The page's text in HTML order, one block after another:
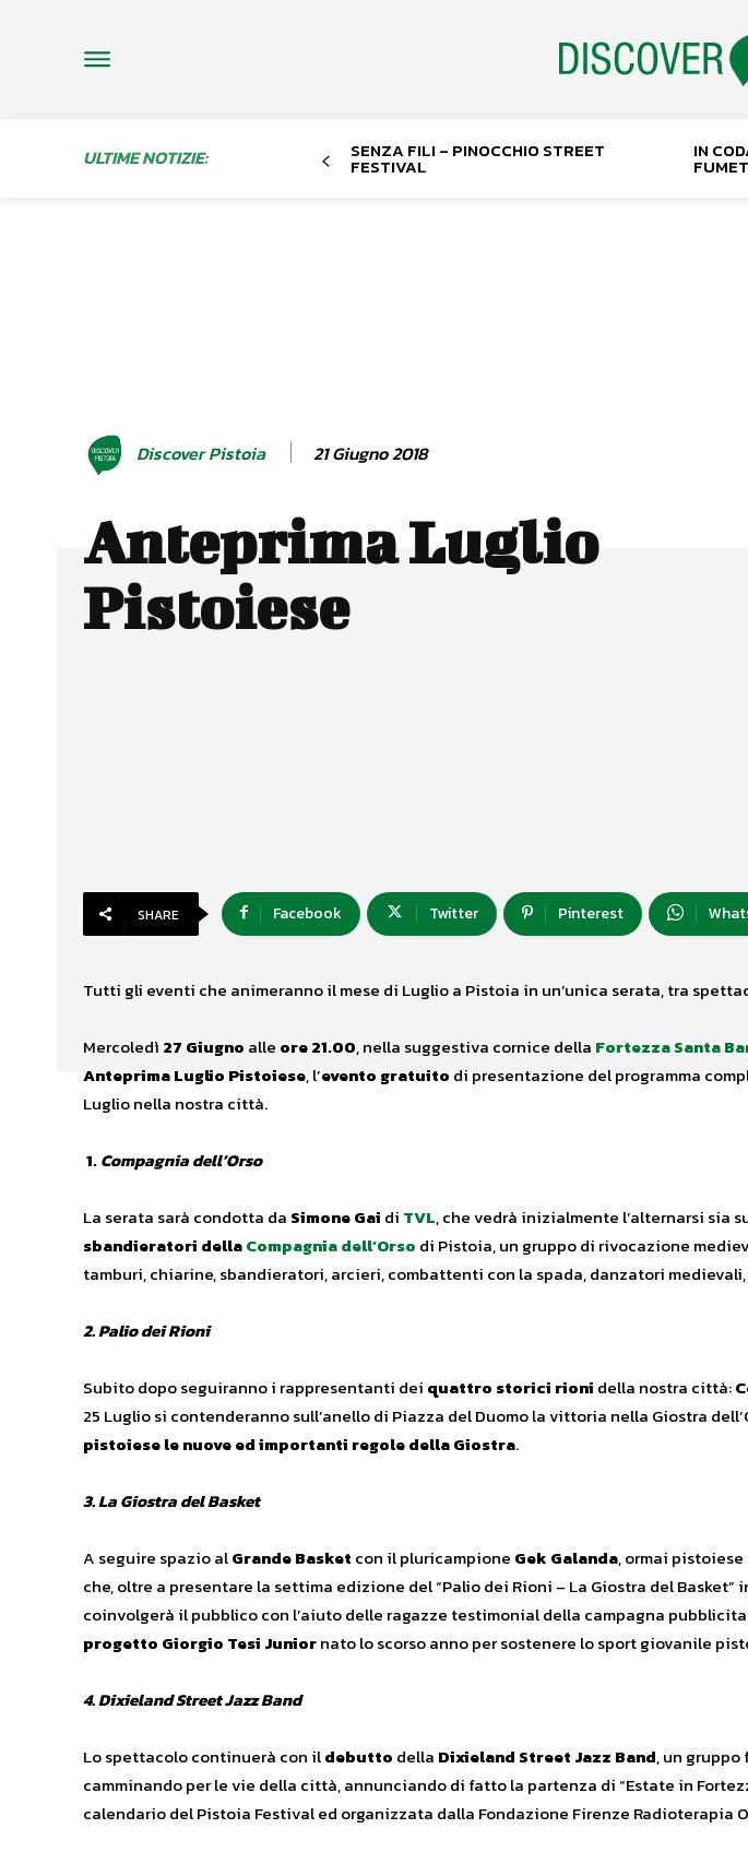
ULTIME NOTIZIE: SENZA FILI – PINOCCHIO STREET
FESTIVAL
IN
Discover Pistoia 21 Giugno 2018
Anteprima Luglio
Pistoiese
SHARE Facebook Twitter Pinterest
Tutti gli eventi che animeranno il mese di Luglio a Pistoia in un’unica serata, tra
Mercoledì 27 Giugno alle ore 21.00, nella suggestiva cornice della Fortezza Santa
Anteprima Luglio Pistoiese, l’evento gratuito di presentazione del programma
Luglio nella nostra città.
1.Compagnia dell’Orso
La serata sarà condotta da Simone Gai di TVL, che vedrà inizialmente l’alternarsi sia
sbandieratori dellaCompagnia dell’Orso di Pistoia, un gruppo di rivocazione
tamburi, chiarine, sbandieratori, arcieri, combattenti con la spada, danzatori
2. Palio dei Rioni
Subito dopo seguiranno i rappresentanti dei quattro storici rioni della nostra città:
25 Luglio si contenderanno sull’anello di Piazza del Duomo la vittoria nella Giostra
pistoiese le nuove ed importanti regole della Giostra.
3. La Giostra del Basket
A seguire spazio alGrande Basket con il pluricampione Gek Galanda, ormai
che, oltre a presentare la settima edizione del “Palio dei Rioni – La Giostra del Basket”
coinvolgerà il pubblico con l’aiuto delle ragazze testimonial della campagna
progetto Giorgio Tesi Juniornato lo scorso anno per sostenere lo sport giovanile
4. Dixieland Street Jazz Band
Lo spettacolo continuerà con ildebutto della Dixieland Street Jazz Band, un
camminando per le vie della città, annunciando di fatto la partenza di “Estate in
calendario del Pistoia Festival ed organizzata dalla Fondazione Firenze Radioterapia